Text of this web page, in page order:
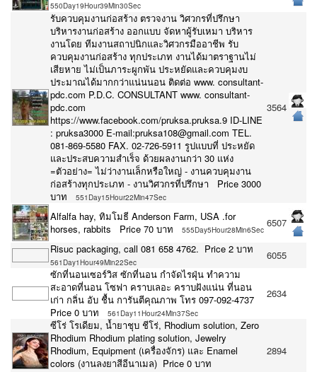
550Day19Hour39Min30Sec
รับควบคุมงานก่อสร้าง ตรวจงาน วิศวกรที่ปรึกษา
บริหารงานก่อสร้าง ออกแบบ จัดหาผู้รับเหมา บริหาร
งานโดย ทีมงานสถาปนิกและวิศวกรมืออาชีพ รับ
ควบคุมงานก่อสร้าง ทุกประเภท งานได้มาตราฐานไม่
เสียหาย ไม่เป็นภาระผูกพัน ประหยัดและควบคุมงบ
ประมาณได้มากกว่าแน่นนอน ติดต่อ www. consultant-
pdc.com P.D.C. CONSULTANT www. consultant-
pdc.com
https://www.facebook.com/pruksa.pruksa.9 ID-LINE
: pruksa3000 E-mail:pruksa108@gmail.com TEL.
081-869-5580 FAX. 02-726-5911 รูปแบบที่ ประหยัด
และประสบความสำเร็จ ด้วยผลงานกว่า 30 แห่ง
=ตัวอย่าง= ไม่ว่างานเล็กหรือใหญ่ - งานควบคุมงาน
ก่อสร้างทุกประเภท - งานวิศวกรที่ปรึกษา Price 3000
บาท
551Day15Hour22Min47Sec
3564
Alfalfa hay, ทิมโมธี Anderson Farm, USA .for
horses, rabbits Price 70 บาท
555Day5Hour28Min6Sec
6507
Risuc packaging, call 081 658 4762. Price 2 บาท
561Day1Hour49Min22Sec
6055
ซักที่นอนเซอร์วิส ซักที่นอน กำจัดไรฝุ่น ทำความ
สะอาดที่นอน โซฟา คราบเลอะ คราบฝังแน่น‎ ที่นอน
เก่า กลิ่น อับ ชื้น การันตีคุณภาพ โทร 097-092-4737
Price 0 บาท
561Day11Hour24Min37Sec
2634
ซีโร่ โรเดียม, น้ำยาชุบ ชีโร่, Rhodium solution, Zero
Rhodium Rhodium plating solution, Jewelry
Rhodium, Equipment (เครื่องจักร) และ Enamel
colors (งานลงยาสีอีนาเมล) Price 0 บาท
2894